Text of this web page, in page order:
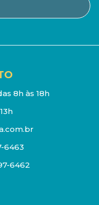
8h às 18h
6463
6462